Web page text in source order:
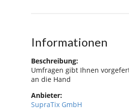
Informationen
Beschreibung:
Umfragen gibt Ihnen
an die Hand
Anbieter:
SupraTix GmbH